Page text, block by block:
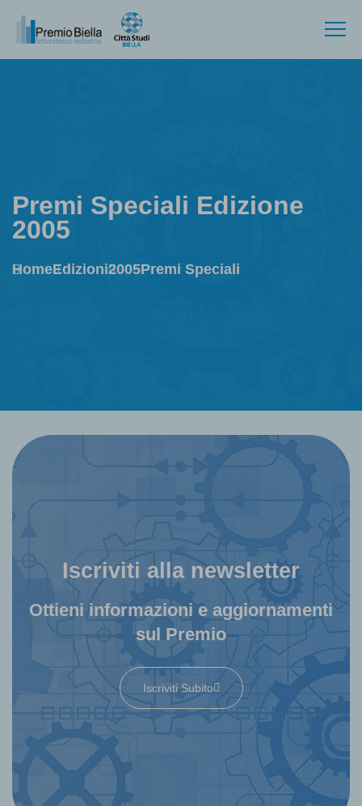
Premi Speciali Edizione
2005
HomeEdizioni2005Premi Speciali
Iscriviti alla newsletter
Ottieni informazioni e aggiornamenti
sul Premio
Iscriviti Subito